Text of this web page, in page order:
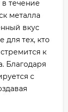
течение
металла
вкус
для тех, кто
к
Благодаря
с